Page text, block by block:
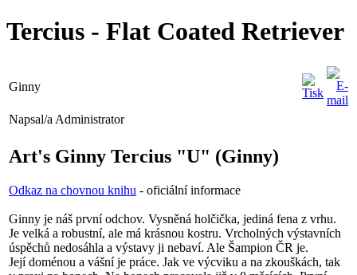
Tercius - Flat Coated Retriever
Ginny
Napsal/a Administrator
Art's Ginny Tercius "U" (Ginny)
Odkaz na chovnou knihu - oficiální informace
Ginny je náš první odchov. Vysněná holčička, jediná fena z vrhu.
Je velká a robustní, ale má krásnou kostru. Vrcholných výstavních
úspěchů nedosáhla a výstavy ji nebaví. Ale Šampion ČR je.
Její doménou a vášní je práce. Jak ve výcviku a na zkouškách, tak